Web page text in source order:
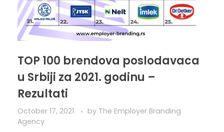
TOP 100 brendova poslodavaca
u Srbiji za 2021. godinu –
Rezultati
October 17, 2021 by The Employer Branding
Agency